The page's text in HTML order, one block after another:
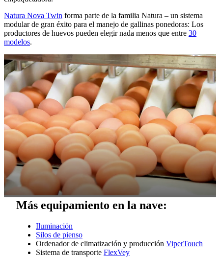
Natura Nova Twin forma parte de la familia Natura – un sistema
modular de gran éxito para el manejo de gallinas ponedoras: Los
productores de huevos pueden elegir nada menos que entre 30
modelos.
Más equipamiento en la nave:
Iluminación
Silos de pienso
Ordenador de climatización y producción ViperTouch
Sistema de transporte FlexVey